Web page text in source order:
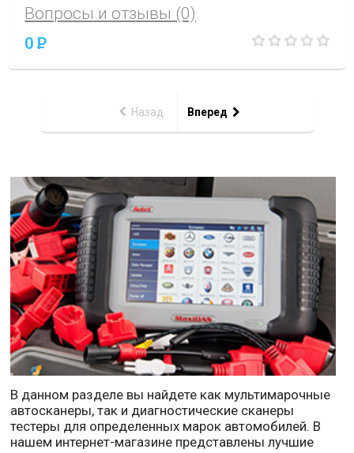
Вопросы и отзывы (0)
0P
Назад Вперед
В данном разделе вы найдете как мультимарочные
автосканеры, так и диагностические сканеры
тестеры для определенных марок автомобилей. В
нашем интернет-магазине представлены лучшие